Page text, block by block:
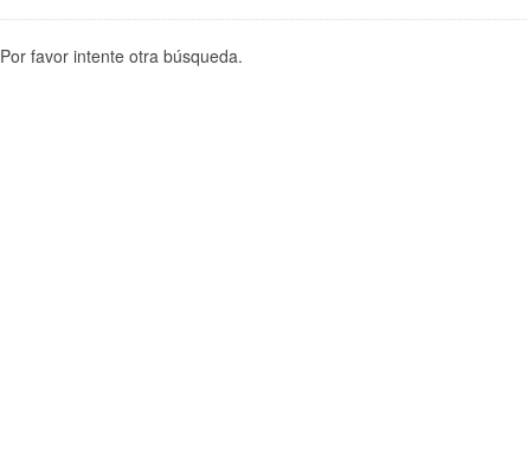
Por favor intente otra búsqueda.